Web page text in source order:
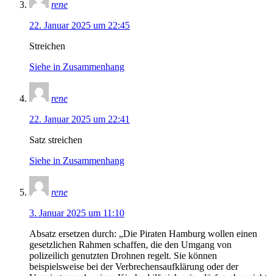
rene
22. Januar 2025 um 22:45
Streichen
Siehe in Zusammenhang
rene
22. Januar 2025 um 22:41
Satz streichen
Siehe in Zusammenhang
rene
3. Januar 2025 um 11:10
Absatz ersetzen durch: „Die Piraten Hamburg wollen einen
gesetzlichen Rahmen schaffen, die den Umgang von
polizeilich genutzten Drohnen regelt. Sie können
beispielsweise bei der Verbrechensaufklärung oder der